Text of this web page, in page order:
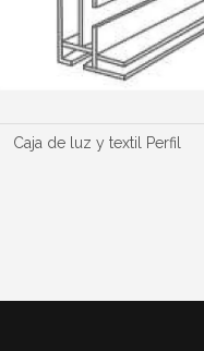
Caja de luz y textil Perfil